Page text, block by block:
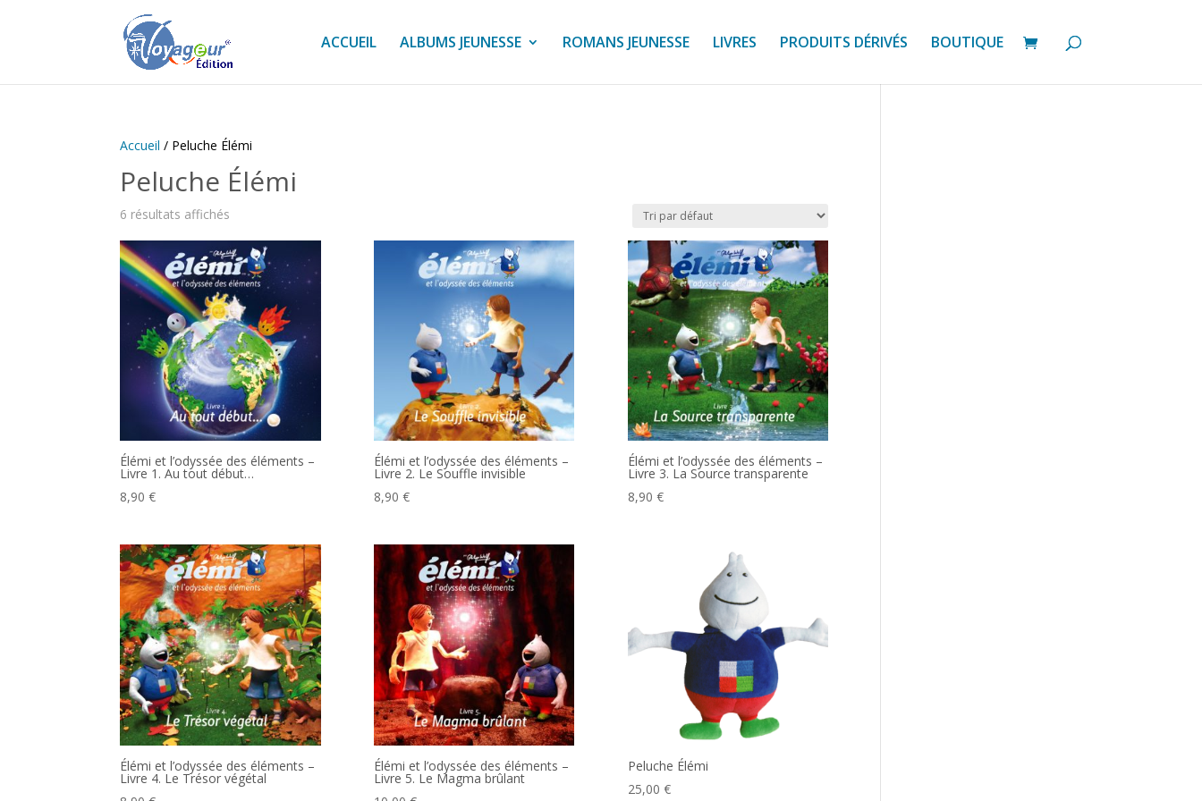
ACCUEIL ALBUMS JEUNESSE ROMANS JEUNESSE LIVRES PRODUITS DÉRIVÉS BOUTIQUE
Accueil / Peluche Élémi
Peluche Élémi
6 résultats affichés
Élémi et l’odyssée des éléments –
Livre 1. Au tout début…
8,90€
Élémi et l’odyssée des éléments –
Livre 2. Le Souffle invisible
8,90 €
Élémi et l’odyssée des éléments –
Livre 3. La Source transparente
8,90 €
Élémi et l’odyssée des éléments –
Livre 4. Le Trésor végétal
Élémi et l’odyssée des éléments –
Livre 5. Le Magma brûlant
Peluche Élémi
25,00 €